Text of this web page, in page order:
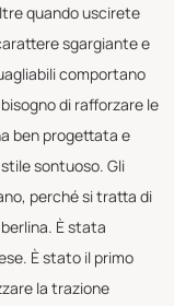
quando uscirete
sgargiante e
comportano
di rafforzare le
ben progettata e
sontuoso. Gli
perché si tratta di
È stata
È stato il primo
la trazione